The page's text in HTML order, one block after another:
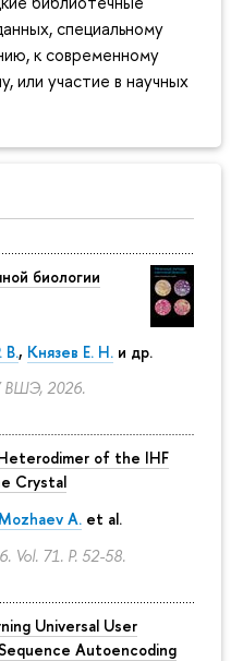
специальному
к современному
или участие в научных
биологии
В., Князев Е. Н. и др.
ВШЭ, 2026.
of the IHF
Crystal
A. et al.
Vol. 71. P. 52-58.
Universal User
Autoencoding